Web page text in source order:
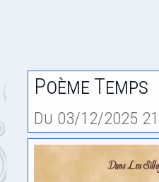
Poème Temps
Du 03/12/2025